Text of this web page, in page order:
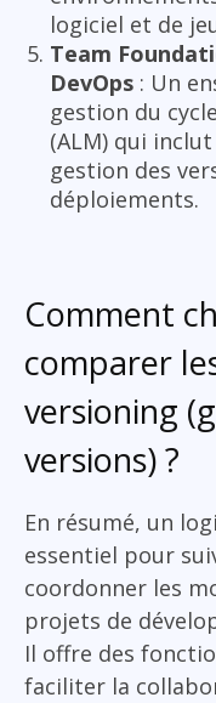
logiciel et de
Team
DevOps : Un
gestion du
(ALM) qui
gestion des
déploiements.
Comment
comparer
versioning
versions) ?
En résumé, un
essentiel pour
coordonner les
projets de
Il offre des
faciliter la